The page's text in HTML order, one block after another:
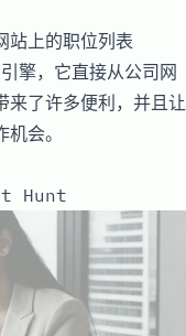
站上的职位列表
，它直接从公司网
来了许多便利，并且让
会。
Hunt